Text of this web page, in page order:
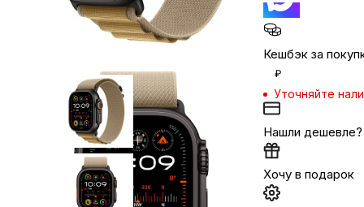
Умный дом и безопасность
Автомобильные аксессуары
Сервисный центр Apple в Самаре
Подарочные сертификаты
Кешбэк за
₽
Уточняйте
Нашли дешевле?
Хочу в подарок